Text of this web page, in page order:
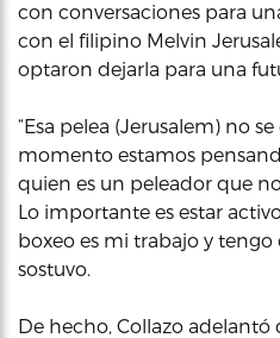
con conversaciones para
con el filipino Melvin
optaron dejarla para una
“Esa pelea (Jerusalem) no
momento estamos
quien es un peleador que
Lo importante es estar
boxeo es mi trabajo y tengo
sostuvo.
De hecho, Collazo